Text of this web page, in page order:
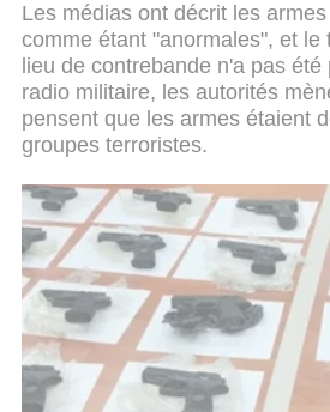
Les médias ont décrit les
comme étant "anormales", et le
lieu de contrebande n'a pas
radio militaire, les autorités
pensent que les armes étaient
groupes terroristes.